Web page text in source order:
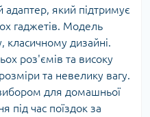
адаптер, який підтримує
гаджетів. Модель
класичному дизайні.
роз'ємів та високу
та невелику вагу.
для домашньої
під час поїздок за